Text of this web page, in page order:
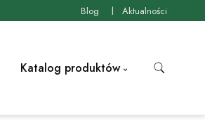
Blog Aktualności
Katalog produktów